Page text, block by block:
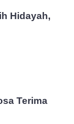
Hidayah,
Terima